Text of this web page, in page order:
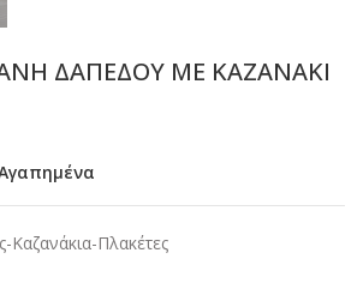
ΔΑΠΕΔΟΥ ΜΕ ΚΑΖΑΝΑΚΙ
Καζανάκια-Πλακέτες